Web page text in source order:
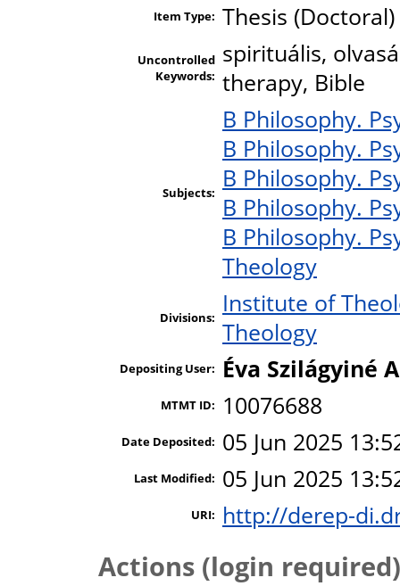
Item Type: Thesis (Doctoral)
Uncontrolled
Keywords:
spirituális,
therapy, Bible
Subjects:
B Philosophy.
B Philosophy.
B Philosophy.
B Philosophy.
B Philosophy.
Theology
Divisions:
Institute of
Theology
Depositing User: Éva Szilágyiné
MTMT ID: 10076688
Date Deposited: 05 Jun 2025
Last Modified: 05 Jun 2025
URI: http://derep-
Actions (login required)